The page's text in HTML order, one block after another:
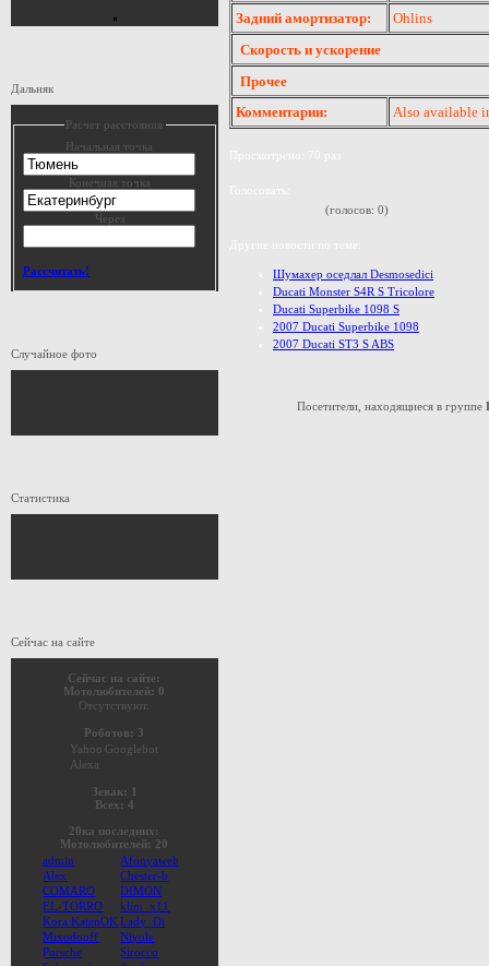
Дальняк
Расчет расстояния
Начальная точка
Конечная точка
Через
Рассчитать!
Случайное фото
Статистика
Сейчас на сайте
Сейчас на сайте:
Мотолюбителей: 0
Отсутствуют.
Роботов: 3
Yahoo Googlebot
Alexa
Зевак: 1
Всех: 4
20ка последних:
Мотолюбителей: 20
admin
Afonyaweb
Alex
Chester-b
COMARO
DIMON
EL-TORRO
klim_x11
Kora KatenOK Lady_Di
Mixodooff
Niyole
Porsche
Sirocco
Задний амортизатор:
Ohlins
Скорость и ускорение
Прочее
Комментарии:
Also available
(голосов: 0)
Шумахер оседлал Desmosedici
Ducati Monster S4R S Tricolore
Ducati Superbike 1098 S
2007 Ducati Superbike 1098
2007 Ducati ST3 S ABS
Посетители, находящиеся в группе